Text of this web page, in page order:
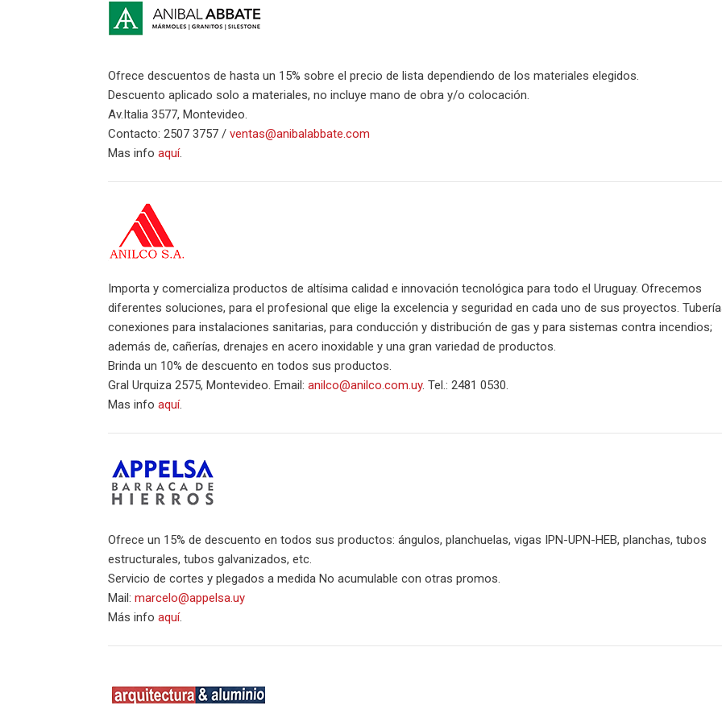
Ofrece descuentos de hasta un 15% sobre el precio de lista dependiendo de los materiales elegidos.
Descuento aplicado solo a materiales, no incluye mano de obra y/o colocación.
Av.Italia 3577, Montevideo.
Contacto: 2507 3757 /ventas@anibalabbate.com
Mas infoaquí.
Importa y comercializa productos de altísima calidad e innovación tecnológica para todo el Uruguay. Ofrecemos
diferentes soluciones, para el profesional que elige la excelencia y seguridad en cada uno de sus proyectos.
conexiones para instalaciones sanitarias, para conducción y distribución de gas y para sistemas contra incendios;
además de, cañerías, drenajes en acero inoxidable y una gran variedad de productos.
Brinda un 10% de descuento en todos sus productos.
Gral Urquiza 2575, Montevideo. Email:anilco@anilco.com.uy. Tel.: 2481 0530.
Mas infoaquí.
Ofrece un 15% de descuento en todos sus productos: ángulos, planchuelas, vigas IPN-UPN-HEB, planchas, tubos
estructurales, tubos galvanizados, etc.
Servicio de cortes y plegados a medida No acumulable con otras promos.
Mail:marcelo@appelsa.uy
Más infoaquí.